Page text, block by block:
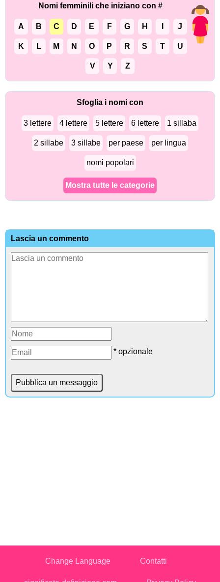
Nomi femminili che iniziano con #
A B C D E F G H J
K L M N O P R S T U
V Y Z
Sfoglia i nomi con
3 lettere 4 lettere 5 lettere 6 lettere 1 sillaba
2 sillabe 3 sillabe per paese per lingua
nomi popolari
Mostra tutte le categorie
Lascia un commento
* opzionale
Change Language Contatti